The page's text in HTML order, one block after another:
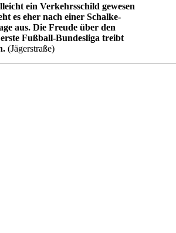
ein Verkehrsschild gewesen
es eher nach einer Schalke-
aus. Die Freude über den
Fußball-Bundesliga treibt
(Jägerstraße)